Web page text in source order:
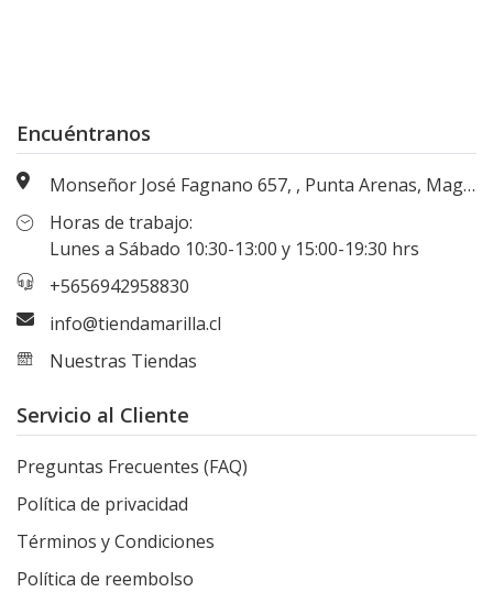
Encuéntranos
Monseñor José Fagnano 657, , Punta Arenas, Magallanes, Chile
Horas de trabajo:
Lunes a Sábado 10:30-13:00 y 15:00-19:30 hrs
+5656942958830
info@tiendamarilla.cl
Nuestras Tiendas
Servicio al Cliente
Preguntas Frecuentes (FAQ)
Política de privacidad
Términos y Condiciones
Política de reembolso